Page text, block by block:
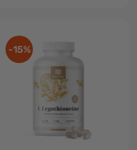
-15%